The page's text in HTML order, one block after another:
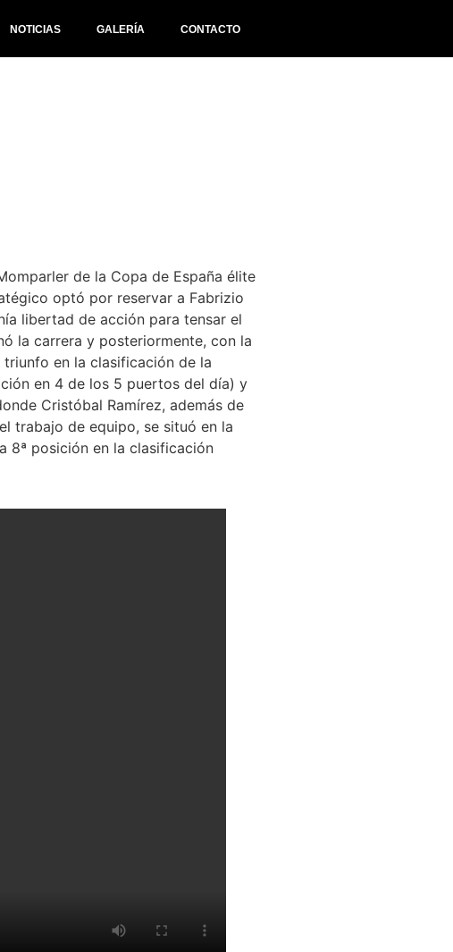
NOTICIAS GALERÍA CONTACTO
de la Copa de España élite
optó por reservar a Fabrizio
libertad de acción para tensar el
la carrera y posteriormente, con la
en la clasificación de la
en 4 de los 5 puertos del día) y
Cristóbal Ramírez, además de
trabajo de equipo, se situó en la
8ª posición en la clasificación